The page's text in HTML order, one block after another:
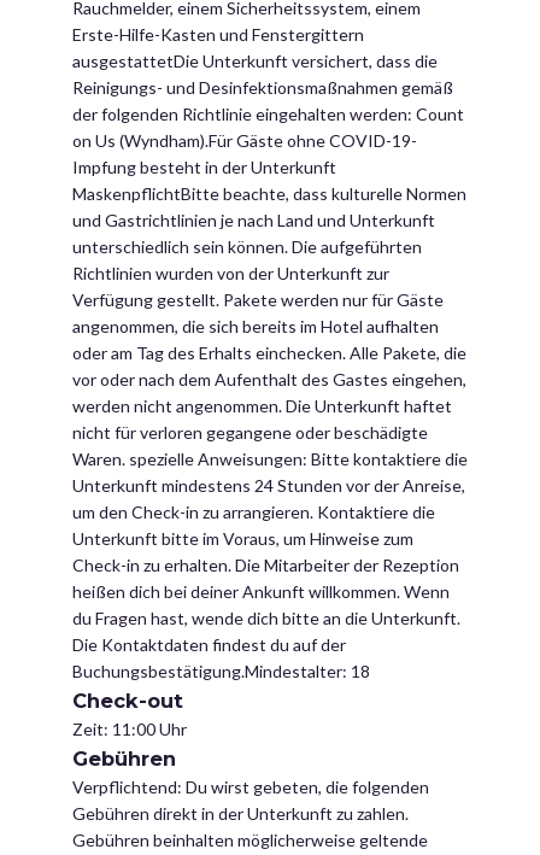
Rauchmelder, einem Sicherheitssystem, einem
Erste-Hilfe-Kasten und Fenstergittern
ausgestattetDie Unterkunft versichert, dass die
Reinigungs- und Desinfektionsmaßnahmen gemäß
der folgenden Richtlinie eingehalten werden: Count
on Us (Wyndham).Für Gäste ohne COVID-19-
Impfung besteht in der Unterkunft
MaskenpflichtBitte beachte, dass kulturelle Normen
und Gastrichtlinien je nach Land und Unterkunft
unterschiedlich sein können. Die aufgeführten
Richtlinien wurden von der Unterkunft zur
Verfügung gestellt. Pakete werden nur für Gäste
angenommen, die sich bereits im Hotel aufhalten
oder am Tag des Erhalts einchecken. Alle Pakete, die
vor oder nach dem Aufenthalt des Gastes eingehen,
werden nicht angenommen. Die Unterkunft haftet
nicht für verloren gegangene oder beschädigte
Waren. spezielle Anweisungen: Bitte kontaktiere die
Unterkunft mindestens 24 Stunden vor der Anreise,
um den Check-in zu arrangieren. Kontaktiere die
Unterkunft bitte im Voraus, um Hinweise zum
Check-in zu erhalten. Die Mitarbeiter der Rezeption
heißen dich bei deiner Ankunft willkommen. Wenn
du Fragen hast, wende dich bitte an die Unterkunft.
Die Kontaktdaten findest du auf der
Buchungsbestätigung.Mindestalter: 18
Check-out
Zeit: 11:00 Uhr
Gebühren
Verpflichtend: Du wirst gebeten, die folgenden
Gebühren direkt in der Unterkunft zu zahlen.
Gebühren beinhalten möglicherweise geltende